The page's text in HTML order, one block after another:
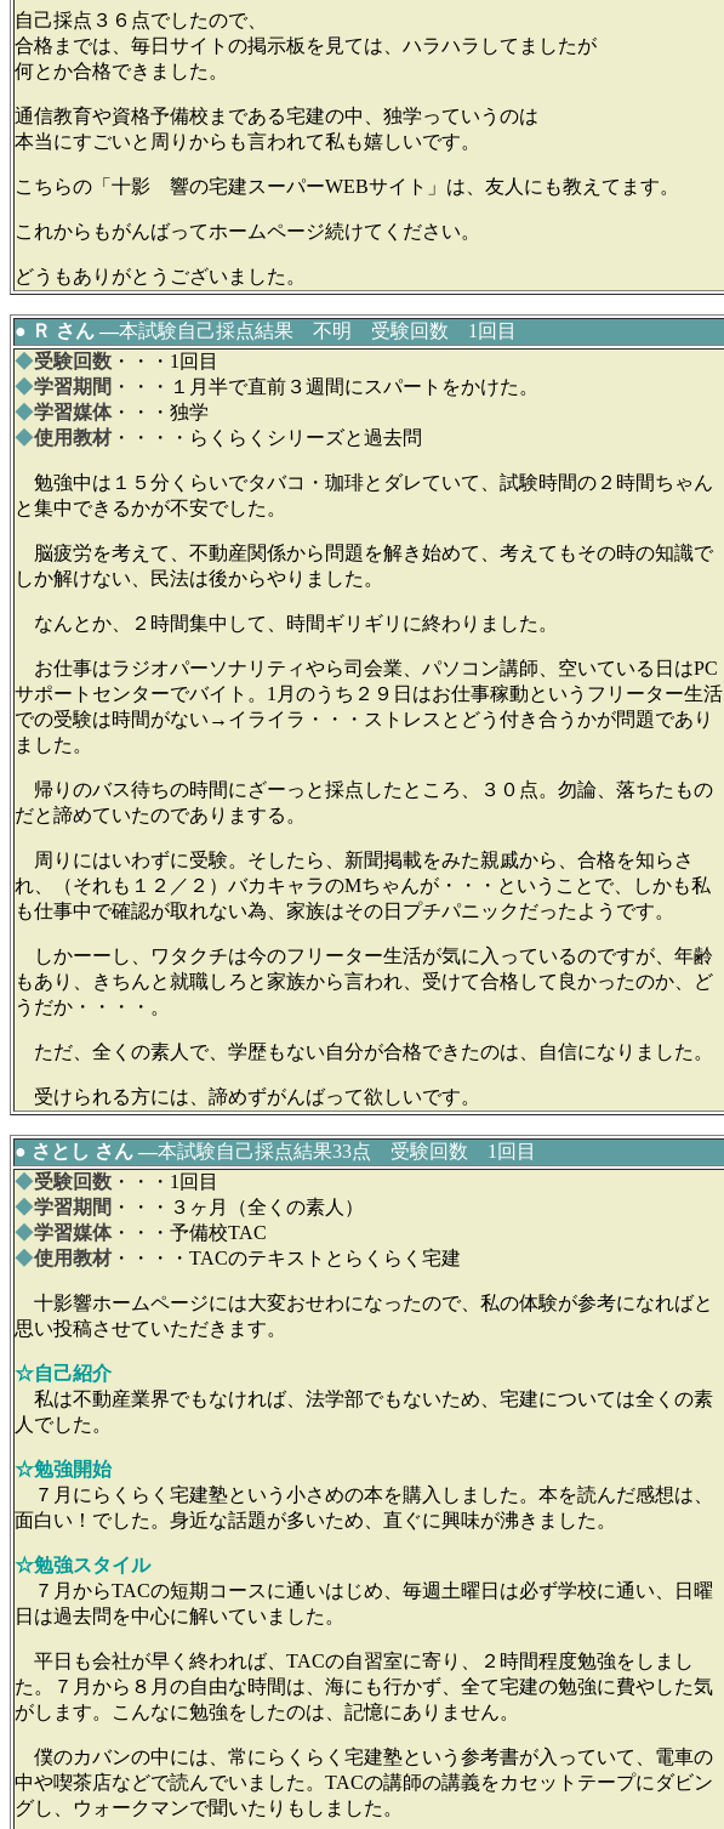
自己採点３６点でしたので、
合格までは、毎日サイトの掲示板を見ては、ハラハラしてましたが
何とか合格できました。
通信教育や資格予備校まである宅建の中、独学っていうのは
本当にすごいと周りからも言われて私も嬉しいです。
こちらの「十影 響の宅建スーパーWEBサイト」は、友人にも教えてます。
これからもがんばってホームページ続けてください。
どうもありがとうございました。
● Ｒ さん ―本試験自己採点結果 不明 受験回数 1回目
◆受験回数 ・・・1回目
◆学習期間 ・・・１月半で直前３週間にスパートをかけた。
◆学習媒体・・・独学
◆使用教材・・・・らくらくシリーズと過去問
勉強中は１５分くらいでタバコ・珈琲とダレていて、試験時間の２時間ちゃん
と集中できるかが不安でした。
脳疲労を考えて、不動産関係から問題を解き始めて、考えてもその時の知識で
しか解けない、民法は後からやりました。
なんとか、２時間集中して、時間ギリギリに終わりました。
お仕事はラジオパーソナリティやら司会業、パソコン講師、空いている日はPC
サポートセンターでバイト。1月のうち２９日はお仕事稼動というフリーター生活
での受験は時間がない→イライラ・・・ストレスとどう付き合うかが問題であり
ました。
帰りのバス待ちの時間にざーっと採点したところ、３０点。勿論、落ちたもの
だと諦めていたのでありまする。
周りにはいわずに受験。そしたら、新聞掲載をみた親戚から、合格を知らさ
れ、（それも１２／２）バカキャラのMちゃんが・・・ということで、しかも私
も仕事中で確認が取れない為、家族はその日プチパニックだったようです。
しかーーし、ワタクチは今のフリーター生活が気に入っているのですが、年齢
もあり、きちんと就職しろと家族から言われ、受けて合格して良かったのか、ど
うだか・・・・。
ただ、全くの素人で、学歴もない自分が合格できたのは、自信になりました。
受けられる方には、諦めずがんばって欲しいです。
● さとし さん ―本試験自己採点結果33点 受験回数 1回目
◆受験回数 ・・・1回目
◆学習期間 ・・・３ヶ月（全くの素人）
◆学習媒体・・・予備校TAC
◆使用教材・・・・TACのテキストとらくらく宅建
十影響ホームページには大変おせわになったので、私の体験が参考になればと
思い投稿させていただきます。
☆自己紹介
私は不動産業界でもなければ、法学部でもないため、宅建については全くの素
人でした。
☆勉強開始
７月にらくらく宅建塾という小さめの本を購入しました。本を読んだ感想は、
面白い！でした。身近な話題が多いため、直ぐに興味が沸きました。
☆勉強スタイル
７月からTACの短期コースに通いはじめ、毎週土曜日は必ず学校に通い、日曜
日は過去問を中心に解いていました。
平日も会社が早く終われば、TACの自習室に寄り、２時間程度勉強をしまし
た。７月から８月の自由な時間は、海にも行かず、全て宅建の勉強に費やした気
がします。こんなに勉強をしたのは、記憶にありません。
僕のカバンの中には、常にらくらく宅建塾という参考書が入っていて、電車の
中や喫茶店などで読んでいました。TACの講師の講義をカセットテープにダビン
グし、ウォークマンで聞いたりもしました。